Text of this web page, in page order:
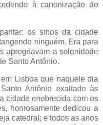
à canonização do
os sinos da cidade
ninguém. Era para
apregoavam a solenidade
Santo Antônio.
Lisboa que naquele dia
Antônio exaltado às
cidade enobrecida com os
honrosamente dedicou a
catedral; e todos as anos